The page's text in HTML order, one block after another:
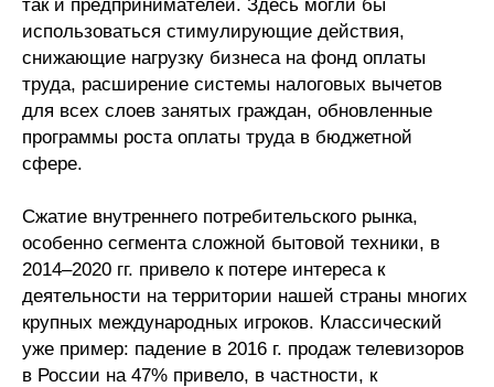
так и предпринимателей. Здесь могли бы
использоваться стимулирующие действия,
снижающие нагрузку бизнеса на фонд оплаты
труда, расширение системы налоговых вычетов
для всех слоев занятых граждан, обновленные
программы роста оплаты труда в бюджетной
сфере.
Сжатие внутреннего потребительского рынка,
особенно сегмента сложной бытовой техники, в
2014–2020 гг. привело к потере интереса к
деятельности на территории нашей страны многих
крупных международных игроков. Классический
уже пример: падение в 2016 г. продаж телевизоров
в России на 47% привело, в частности, к